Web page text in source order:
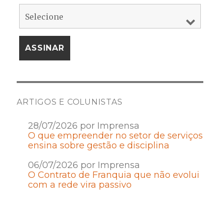
ARTIGOS E COLUNISTAS
28/07/2026 por Imprensa
O que empreender no setor de serviços
ensina sobre gestão e disciplina
06/07/2026 por Imprensa
O Contrato de Franquia que não evolui
com a rede vira passivo